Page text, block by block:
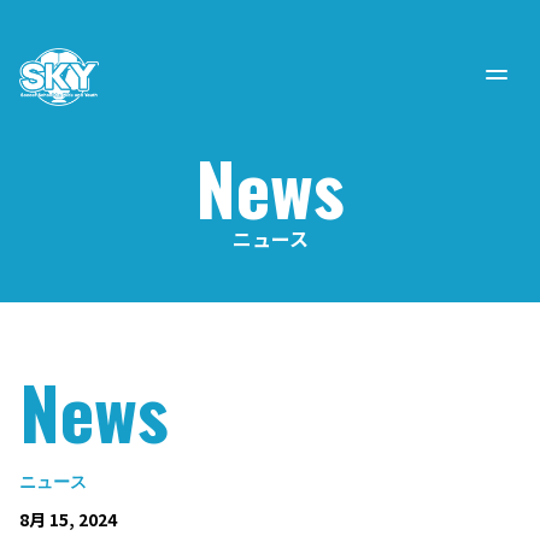
News
ニュース
News
ニュース
8月 15, 2024